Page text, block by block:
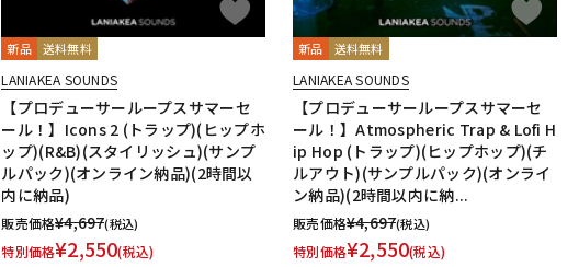
新品 送料無料
LANIAKEA SOUNDS
【プロデューサーループスサマーセ
ール！】Icons 2 (トラップ)(ヒップホ
ップ)(R&B)(スタイリッシュ)(サンプ
ルパック)(オンライン納品)(2時間以
内に納品)
販売価格¥4,697(税込)
特別価格¥2,550(税込)
新品 送料無料
LANIAKEA SOUNDS
【プロデューサーループスサマーセ
ール！】Atmospheric Trap & Lofi H
ip Hop (トラップ)(ヒップホップ)(チ
ルアウト)(サンプルパック)(オンライ
ン納品)(2時間以内に納...
販売価格¥4,697(税込)
特別価格¥2,550(税込)